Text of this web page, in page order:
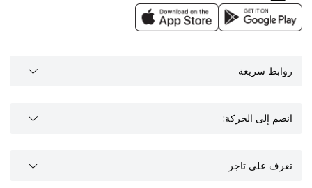
روابط سريعة
انضم إلى الحركة:
تعرف على تاجر